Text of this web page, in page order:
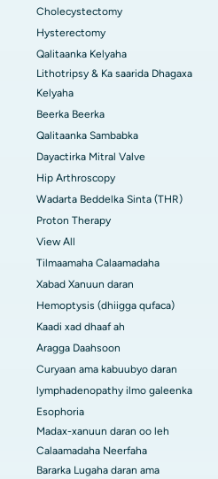
Cholecystectomy
Hysterectomy
Qalitaanka Kelyaha
Lithotripsy & Ka saarida Dhagaxa
Kelyaha
Beerka Beerka
Qalitaanka Sambabka
Dayactirka Mitral Valve
Hip Arthroscopy
Wadarta Beddelka Sinta (THR)
Proton Therapy
View All
Tilmaamaha Calaamadaha
Xabad Xanuun daran
Hemoptysis (dhiigga qufaca)
Kaadi xad dhaaf ah
Aragga Daahsoon
Curyaan ama kabuubyo daran
lymphadenopathy ilmo galeenka
Esophoria
Madax-xanuun daran oo leh
Calaamadaha Neerfaha
Bararka Lugaha daran ama